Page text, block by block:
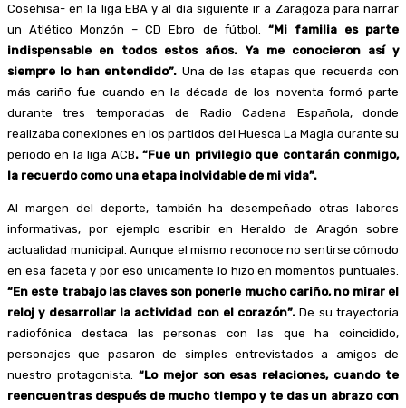
Cosehisa- en la liga EBA y al día siguiente ir a Zaragoza para narrar
un Atlético Monzón – CD Ebro de fútbol. “Mi familia es parte
indispensable en todos estos años. Ya me conocieron así y
siempre lo han entendido”. Una de las etapas que recuerda con
más cariño fue cuando en la década de los noventa formó parte
durante tres temporadas de Radio Cadena Española, donde
realizaba conexiones en los partidos del Huesca La Magia durante su
periodo en la liga ACB. “Fue un privilegio que contarán conmigo,
la recuerdo como una etapa inolvidable de mi vida”.
Al margen del deporte, también ha desempeñado otras labores
informativas, por ejemplo escribir en Heraldo de Aragón sobre
actualidad municipal. Aunque el mismo reconoce no sentirse cómodo
en esa faceta y por eso únicamente lo hizo en momentos puntuales.
“En este trabajo las claves son ponerle mucho cariño, no mirar el
reloj y desarrollar la actividad con el corazón”. De su trayectoria
radiofónica destaca las personas con las que ha coincidido,
personajes que pasaron de simples entrevistados a amigos de
nuestro protagonista. “Lo mejor son esas relaciones, cuando te
reencuentras después de mucho tiempo y te das un abrazo con